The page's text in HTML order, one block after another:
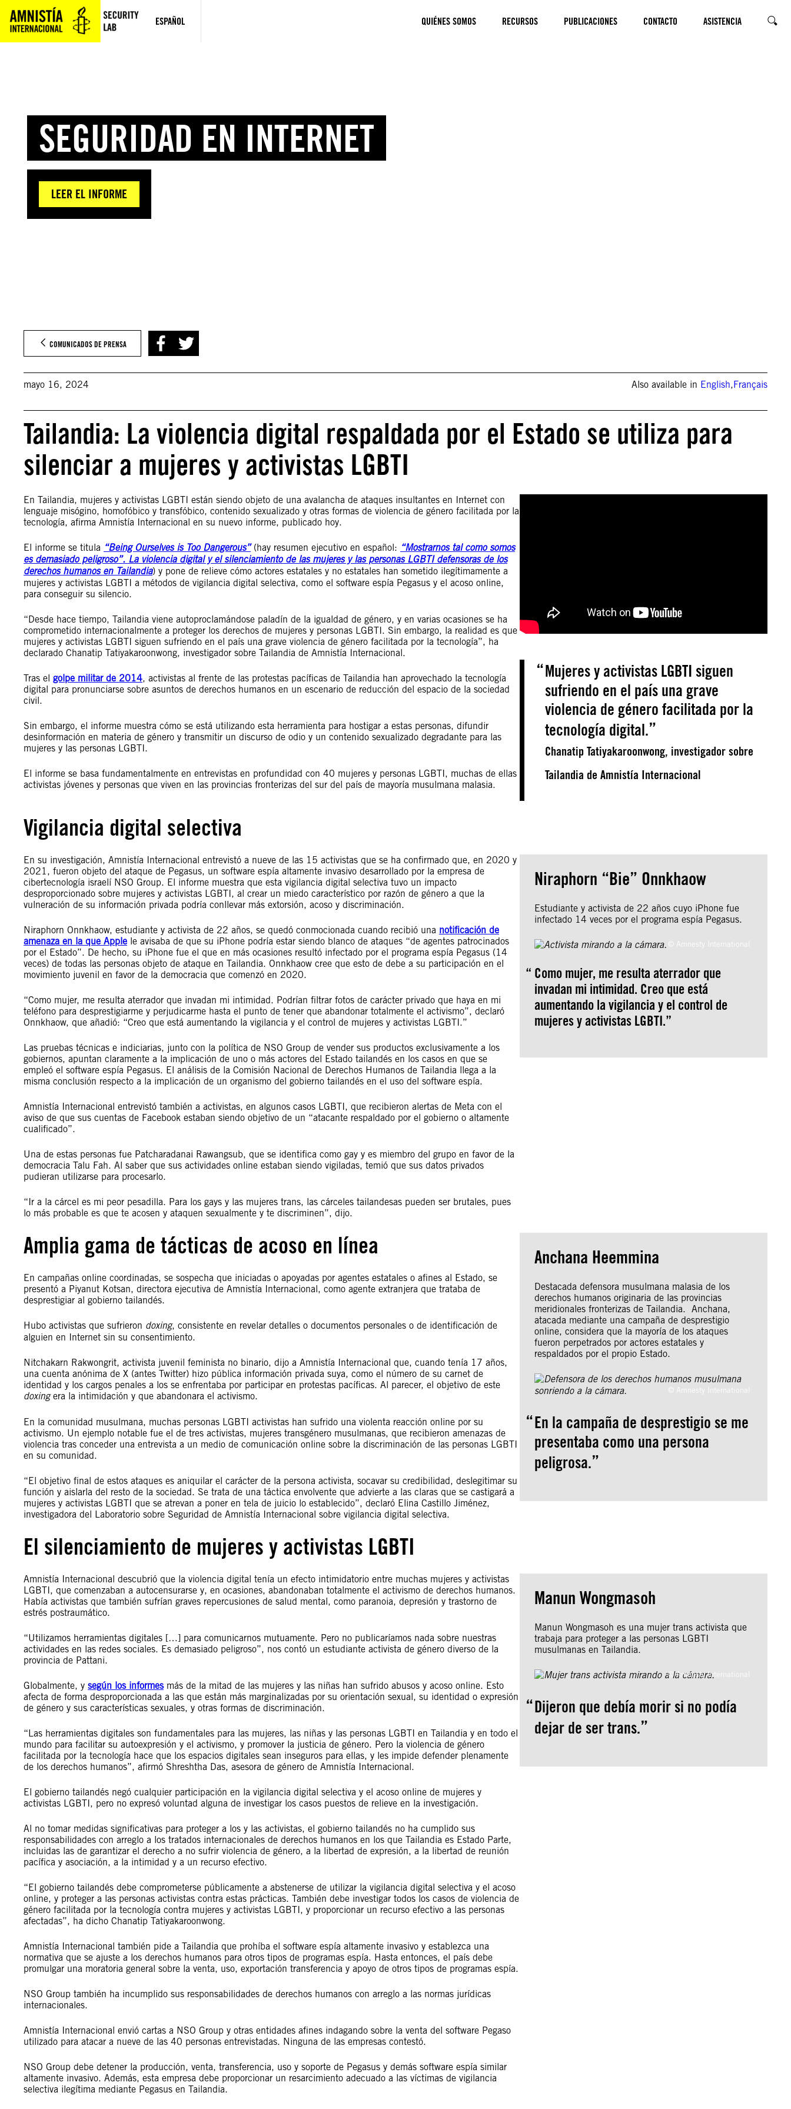
ESPAÑOL QUIÉNES SOMOS RECURSOS PUBLICACIONES CONTACTO ASISTENCIA
contenido
SEGURIDAD EN INTERNET
LEER EL INFORME
COMUNICADOS DE PRENSA
mayo 16, 2024 Also available in English,Français
Tailandia: La violencia digital respaldada por el Estado se utiliza para
silenciar a mujeres y activistas LGBTI
En Tailandia, mujeres y activistas LGBTI están siendo objeto de una avalancha de ataques insultantes en Internet con
lenguaje misógino, homofóbico y transfóbico, contenido sexualizado y otras formas de violencia de género facilitada por la
tecnología, afirma Amnistía Internacional en su nuevo informe, publicado hoy.
El informe se titula “Being Ourselves is Too Dangerous”(hay resumen ejecutivo en español: “Mostrarnos tal como somos
es demasiado peligroso”. La violencia digital y el silenciamiento de las mujeres y las personas LGBTI defensoras de los
derechos humanos en Tailandia) y pone de relieve cómo actores estatales y no estatales han sometido ilegítimamente a
mujeres y activistas LGBTI a métodos de vigilancia digital selectiva, como el software espía Pegasus y el acoso online,
para conseguir su silencio.
“Desde hace tiempo, Tailandia viene autoproclamándose paladín de la igualdad de género, y en varias ocasiones se ha
comprometido internacionalmente a proteger los derechos de mujeres y personas LGBTI. Sin embargo, la realidad es que
mujeres y activistas LGBTI siguen sufriendo en el país una grave violencia de género facilitada por la tecnología”, ha
declarado Chanatip Tatiyakaroonwong, investigador sobre Tailandia de Amnistía Internacional.
Tras el golpe militar de 2014, activistas al frente de las protestas pacíficas de Tailandia han aprovechado la tecnología
digital para pronunciarse sobre asuntos de derechos humanos en un escenario de reducción del espacio de la sociedad
civil.
Sin embargo, el informe muestra cómo se está utilizando esta herramienta para hostigar a estas personas, difundir
desinformación en materia de género y transmitir un discurso de odio y un contenido sexualizado degradante para las
mujeres y las personas LGBTI.
El informe se basa fundamentalmente en entrevistas en profundidad con 40 mujeres y personas LGBTI, muchas de ellas
activistas jóvenes y personas que viven en las provincias fronterizas del sur del país de mayoría musulmana malasia.
Mujeres y activistas LGBTI siguen
sufriendo en el país una grave
violencia de género facilitada por la
tecnología digital.
Chanatip Tatiyakaroonwong, investigador sobre
Tailandia de Amnistía Internacional
Vigilancia digital selectiva
En su investigación, Amnistía Internacional entrevistó a nueve de las 15 activistas que se ha confirmado que, en 2020 y
2021, fueron objeto del ataque de Pegasus, un software espía altamente invasivo desarrollado por la empresa de
cibertecnología israelí NSO Group. El informe muestra que esta vigilancia digital selectiva tuvo un impacto
desproporcionado sobre mujeres y activistas LGBTI, al crear un miedo característico por razón de género a que la
vulneración de su información privada podría conllevar más extorsión, acoso y discriminación.
Niraphorn Onnkhaow, estudiante y activista de 22 años, se quedó conmocionada cuando recibió una notificación de
amenaza en la que Apple le avisaba de que su iPhone podría estar siendo blanco de ataques “de agentes patrocinados
por el Estado”. De hecho, su iPhone fue el que en más ocasiones resultó infectado por el programa espía Pegasus (14
veces) de todas las personas objeto de ataque en Tailandia. Onnkhaow cree que esto de debe a su participación en el
movimiento juvenil en favor de la democracia que comenzó en 2020.
“Como mujer, me resulta aterrador que invadan mi intimidad. Podrían filtrar fotos de carácter privado que haya en mi
teléfono para desprestigiarme y perjudicarme hasta el punto de tener que abandonar totalmente el activismo”, declaró
Onnkhaow, que añadió: “Creo que está aumentando la vigilancia y el control de mujeres y activistas LGBTI.”
Las pruebas técnicas e indiciarias, junto con la política de NSO Group de vender sus productos exclusivamente a los
gobiernos, apuntan claramente a la implicación de uno o más actores del Estado tailandés en los casos en que se
empleó el software espía Pegasus. El análisis de la Comisión Nacional de Derechos Humanos de Tailandia llega a la
misma conclusión respecto a la implicación de un organismo del gobierno tailandés en el uso del software espía.
Amnistía Internacional entrevistó también a activistas, en algunos casos LGBTI, que recibieron alertas de Meta con el
aviso de que sus cuentas de Facebook estaban siendo objetivo de un “atacante respaldado por el gobierno o altamente
cualificado”.
Una de estas personas fue Patcharadanai Rawangsub, que se identifica como gay y es miembro del grupo en favor de la
democracia Talu Fah. Al saber que sus actividades online estaban siendo vigiladas, temió que sus datos privados
pudieran utilizarse para procesarlo.
“Ir a la cárcel es mi peor pesadilla. Para los gays y las mujeres trans, las cárceles tailandesas pueden ser brutales, pues
lo más probable es que te acosen y ataquen sexualmente y te discriminen”, dijo.
Niraphorn “Bie” Onnkhaow
Estudiante y activista de 22 años cuyo iPhone fue
infectado 14 veces por el programa espía Pegasus.
© Amnesty International
Como mujer, me resulta aterrador que
invadan mi intimidad. Creo que está
aumentando la vigilancia y el control de
mujeres y activistas LGBTI.
Amplia gama de tácticas de acoso en línea
En campañas online coordinadas, se sospecha que iniciadas o apoyadas por agentes estatales o afines al Estado, se
presentó a Piyanut Kotsan, directora ejecutiva de Amnistía Internacional, como agente extranjera que trataba de
desprestigiar al gobierno tailandés.
Hubo activistas que sufrieron doxing, consistente en revelar detalles o documentos personales o de identificación de
alguien en Internet sin su consentimiento.
Nitchakarn Rakwongrit, activista juvenil feminista no binario, dijo a Amnistía Internacional que, cuando tenía 17 años,
una cuenta anónima de X (antes Twitter) hizo pública información privada suya, como el número de su carnet de
identidad y los cargos penales a los se enfrentaba por participar en protestas pacíficas. Al parecer, el objetivo de este
doxingera la intimidación y que abandonara el activismo.
En la comunidad musulmana, muchas personas LGBTI activistas han sufrido una violenta reacción online por su
activismo. Un ejemplo notable fue el de tres activistas, mujeres transgénero musulmanas, que recibieron amenazas de
violencia tras conceder una entrevista a un medio de comunicación online sobre la discriminación de las personas LGBTI
en su comunidad.
“El objetivo final de estos ataques es aniquilar el carácter de la persona activista, socavar su credibilidad, deslegitimar su
función y aislarla del resto de la sociedad. Se trata de una táctica envolvente que advierte a las claras que se castigará a
mujeres y activistas LGBTI que se atrevan a poner en tela de juicio lo establecido”, declaró Elina Castillo Jiménez,
investigadora del Laboratorio sobre Seguridad de Amnistía Internacional sobre vigilancia digital selectiva.
Anchana Heemmina
Destacada defensora musulmana malasia de los
derechos humanos originaria de las provincias
meridionales fronterizas de Tailandia. Anchana,
atacada mediante una campaña de desprestigio
online, considera que la mayoría de los ataques
fueron perpetrados por actores estatales y
respaldados por el propio Estado.
© Amnesty International
En la campaña de desprestigio se me
presentaba como una persona
peligrosa.
El silenciamiento de mujeres y activistas LGBTI
Amnistía Internacional descubrió que la violencia digital tenía un efecto intimidatorio entre muchas mujeres y activistas
LGBTI, que comenzaban a autocensurarse y, en ocasiones, abandonaban totalmente el activismo de derechos humanos.
Había activistas que también sufrían graves repercusiones de salud mental, como paranoia, depresión y trastorno de
estrés postraumático.
“Utilizamos herramientas digitales […] para comunicarnos mutuamente. Pero no publicaríamos nada sobre nuestras
actividades en las redes sociales. Es demasiado peligroso”, nos contó un estudiante activista de género diverso de la
provincia de Pattani.
Globalmente, y según los informesmás de la mitad de las mujeres y las niñas han sufrido abusos y acoso online. Esto
afecta de forma desproporcionada a las que están más marginalizadas por su orientación sexual, su identidad o expresión
de género y sus características sexuales, y otras formas de discriminación.
“Las herramientas digitales son fundamentales para las mujeres, las niñas y las personas LGBTI en Tailandia y en todo el
mundo para facilitar su autoexpresión y el activismo, y promover la justicia de género. Pero la violencia de género
facilitada por la tecnología hace que los espacios digitales sean inseguros para ellas, y les impide defender plenamente
de los derechos humanos”, afirmó Shreshtha Das, asesora de género de Amnistía Internacional.
El gobierno tailandés negó cualquier participación en la vigilancia digital selectiva y el acoso online de mujeres y
activistas LGBTI, pero no expresó voluntad alguna de investigar los casos puestos de relieve en la investigación.
Al no tomar medidas significativas para proteger a los y las activistas, el gobierno tailandés no ha cumplido sus
responsabilidades con arreglo a los tratados internacionales de derechos humanos en los que Tailandia es Estado Parte,
incluidas las de garantizar el derecho a no sufrir violencia de género, a la libertad de expresión, a la libertad de reunión
pacífica y asociación, a la intimidad y a un recurso efectivo.
“El gobierno tailandés debe comprometerse públicamente a abstenerse de utilizar la vigilancia digital selectiva y el acoso
online, y proteger a las personas activistas contra estas prácticas. También debe investigar todos los casos de violencia de
género facilitada por la tecnología contra mujeres y activistas LGBTI, y proporcionar un recurso efectivo a las personas
afectadas”, ha dicho Chanatip Tatiyakaroonwong.
Amnistía Internacional también pide a Tailandia que prohíba el software espía altamente invasivo y establezca una
normativa que se ajuste a los derechos humanos para otros tipos de programas espía. Hasta entonces, el país debe
promulgar una moratoria general sobre la venta, uso, exportación transferencia y apoyo de otros tipos de programas espía.
NSO Group también ha incumplido sus responsabilidades de derechos humanos con arreglo a las normas jurídicas
internacionales.
Amnistía Internacional envió cartas a NSO Group y otras entidades afines indagando sobre la venta del software Pegaso
utilizado para atacar a nueve de las 40 personas entrevistadas. Ninguna de las empresas contestó.
NSO Group debe detener la producción, venta, transferencia, uso y soporte de Pegasus y demás software espía similar
altamente invasivo. Además, esta empresa debe proporcionar un resarcimiento adecuado a las víctimas de vigilancia
selectiva ilegítima mediante Pegasus en Tailandia.
Manun Wongmasoh
Manun Wongmasoh es una mujer trans activista que
trabaja para proteger a las personas LGBTI
musulmanas en Tailandia.
© Amnesty International
Dijeron que debía morir si no podía
dejar de ser trans.